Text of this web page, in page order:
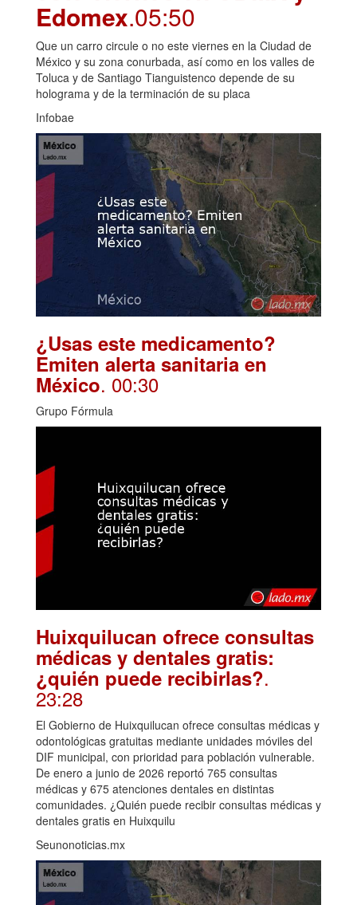
Edomex.05:50
Que un carro circule o no este viernes en la Ciudad de
México y su zona conurbada, así como en los valles de
Toluca y de Santiago Tianguistenco depende de su
holograma y de la terminación de su placa
Infobae
¿Usas este medicamento?
Emiten alerta sanitaria en
México. 00:30
Grupo Fórmula
Huixquilucan ofrece consultas
médicas y dentales gratis:
¿quién puede recibirlas?.
23:28
El Gobierno de Huixquilucan ofrece consultas médicas y
odontológicas gratuitas mediante unidades móviles del
DIF municipal, con prioridad para población vulnerable.
De enero a junio de 2026 reportó 765 consultas
médicas y 675 atenciones dentales en distintas
comunidades. ¿Quién puede recibir consultas médicas y
dentales gratis en Huixquilu
Seunonoticias.mx